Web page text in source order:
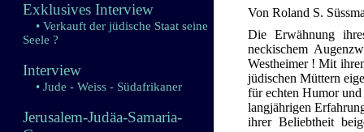
Exklusives Interview
• Verkauft der jüdische Staat seine
Seele ?
Interview
• Jude - Weiss - Südafrikaner
Jerusalem-Judäa-Samaria-
Von Roland S.
Die Erwähnung
neckischem
Westheimer ! Mit
jüdischen Müttern
für echten Humor
langjährigen
ihrer Beliebtheit